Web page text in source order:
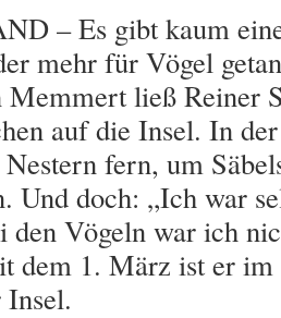
– Es gibt kaum
mehr für Vögel
Memmert ließ Reiner
auf die Insel. In
Nestern fern, um
Und doch: „Ich war
den Vögeln war ich
dem 1. März ist er im
Insel.